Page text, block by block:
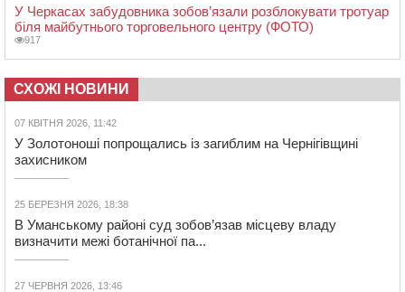
У Черкасах забудовника зобов’язали розблокувати тротуар
біля майбутнього торговельного центру (ФОТО)
917
СХОЖІ НОВИНИ
07 КВІТНЯ 2026, 11:42
У Золотоноші попрощались із загиблим на Чернігівщині
захисником
25 БЕРЕЗНЯ 2026, 18:38
В Уманському районі суд зобов’язав місцеву владу
визначити межі ботанічної па...
27 ЧЕРВНЯ 2026, 13:46